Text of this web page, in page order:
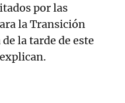
por las
la Transición
la tarde de este